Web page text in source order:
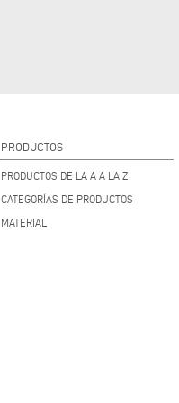
PRODUCTOS
PRODUCTOS DE LA A A LA Z
CATEGORÍAS DE PRODUCTOS
MATERIAL